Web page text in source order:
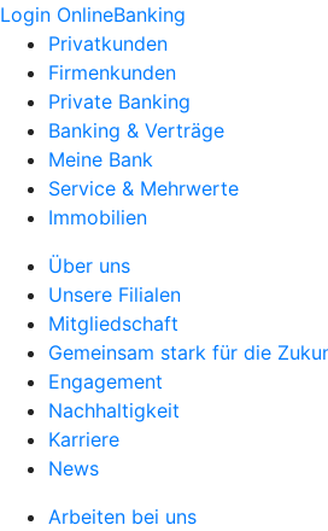
Login OnlineBanking
Privatkunden
Firmenkunden
Private Banking
Banking & Verträge
Meine Bank
Service & Mehrwerte
Immobilien
Über uns
Unsere Filialen
Mitgliedschaft
Gemeinsam stark für die
Engagement
Nachhaltigkeit
Karriere
News
Arbeiten bei uns